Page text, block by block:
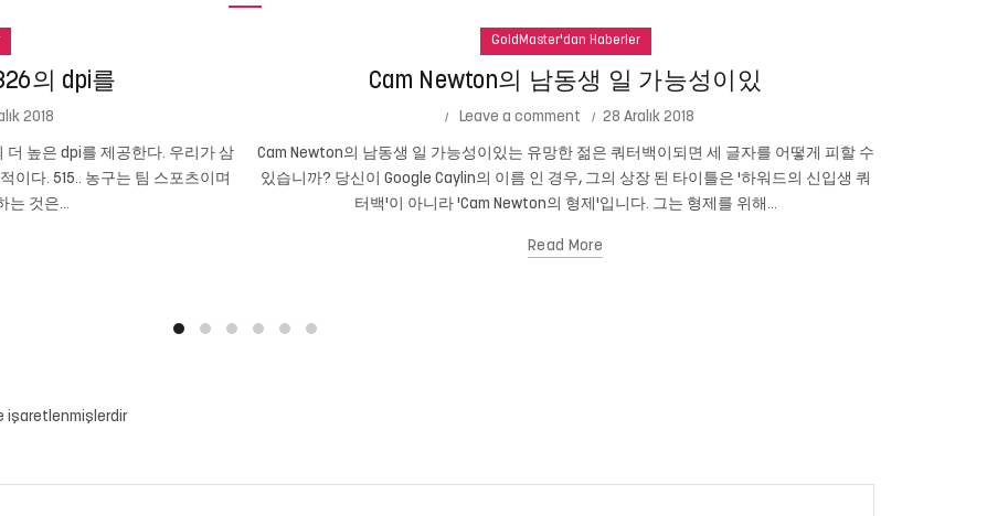
의 dpi를
2018
더 높은 dpi를 제공한다. 우리가 삼
이다. 515.. 농구는 팀 스포츠이며
는 것은...
GoldMaster'dan Haberler
Cam Newton의 남동생 일 가능성이있
Leave a comment 28 Aralık 2018
Cam Newton의 남동생 일 가능성이있는 유망한 젊은 쿼터백이되면 세 글자를 어떻게 피할 수
있습니까? 당신이 Google Caylin의 이름 인 경우, 그의 상장 된 타이틀은 '하워드의 신입생 쿼
터백'이 아니라 'Cam Newton의 형제'입니다. 그는 형제를 위해...
Read More
işaretlenmişlerdir